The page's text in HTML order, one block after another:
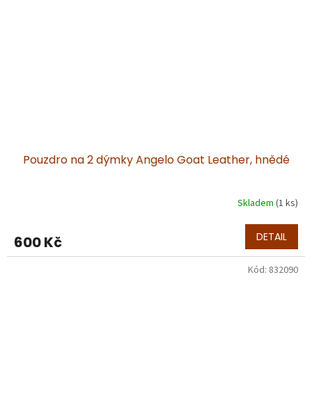
Pouzdro na 2 dýmky Angelo Goat Leather, hnědé
Skladem (1 ks)
600 Kč DETAIL
Kód: 832090